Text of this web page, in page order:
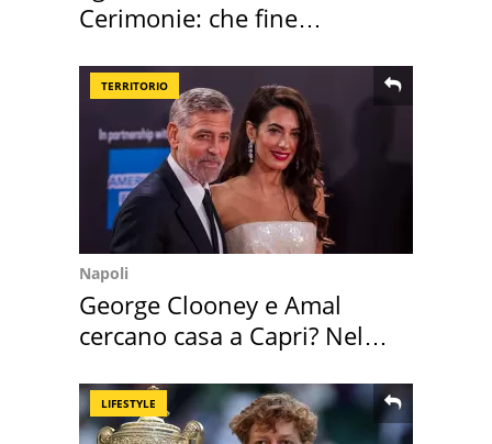
Cerimonie: che fine
TERRITORIO
Napoli
George Clooney e Amal
cercano casa a Capri? Nel
LIFESTYLE